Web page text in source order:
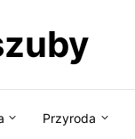
Przyroda